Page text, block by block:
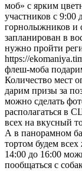
моб» с ярким
участников с
горнолыжников и
запланирован в
нужно пройти
https://
флеш-моба
Количество мест
дарим призы за
можно сделать
располагаться в
всех на вкусный
А в панорамном
тортом будем
14:00 до 16:00
пообщаться с